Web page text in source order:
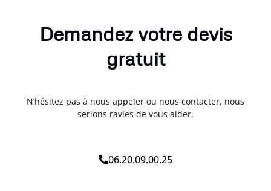
Demandez votre devis
gratuit
N’hésitez pas à nous appeler ou nous contacter, nous
serions ravies de vous aider.
06.20.09.00.25